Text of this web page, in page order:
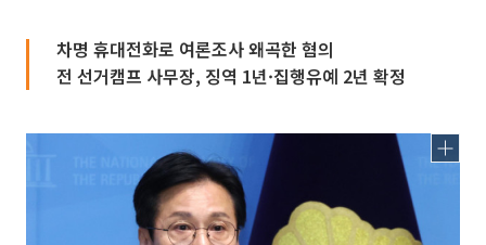
차명 휴대전화로 여론조사 왜곡한 혐의
전 선거캠프 사무장, 징역 1년·집행유예 2년 확정